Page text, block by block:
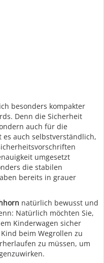
besonders kompakter
Denn die Sicherheit
auch für die
es auch selbstverständlich,
umgesetzt
die stabilen
bereits in grauer
natürlich bewusst und
Natürlich möchten Sie,
Kinderwagen sicher
beim Wegrollen zu
zu müssen, um